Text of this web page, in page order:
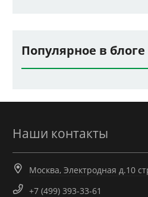
Популярное в блоге
Наши контакты
Москва, Электродная д.10
+7 (499) 393-33-61